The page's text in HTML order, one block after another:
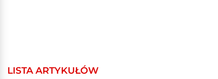
LISTA ARTYKUŁÓW